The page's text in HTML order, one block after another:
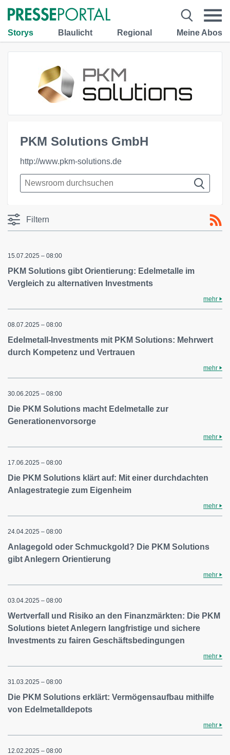
Storys Blaulicht Regional Meine Abos
PKM Solutions GmbH
http://www.pkm-solutions.de
Filtern
15.07.2025 – 08:00
PKM Solutions gibt Orientierung: Edelmetalle im
Vergleich zu alternativen Investments
mehr
08.07.2025 – 08:00
Edelmetall-Investments mit PKM Solutions: Mehrwert
durch Kompetenz und Vertrauen
mehr
30.06.2025 – 08:00
Die PKM Solutions macht Edelmetalle zur
Generationenvorsorge
mehr
17.06.2025 – 08:00
Die PKM Solutions klärt auf: Mit einer durchdachten
Anlagestrategie zum Eigenheim
mehr
24.04.2025 – 08:00
Anlagegold oder Schmuckgold? Die PKM Solutions
gibt Anlegern Orientierung
mehr
03.04.2025 – 08:00
Wertverfall und Risiko an den Finanzmärkten: Die PKM
Solutions bietet Anlegern langfristige und sichere
Investments zu fairen Geschäftsbedingungen
mehr
31.03.2025 – 08:00
Die PKM Solutions erklärt: Vermögensaufbau mithilfe
von Edelmetalldepots
mehr
12.02.2025 – 08:00